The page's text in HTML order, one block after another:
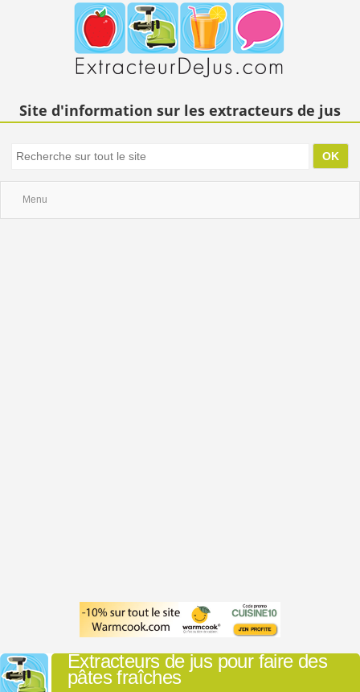
Site d'information sur les extracteurs de jus
Menu
Extracteurs de jus pour faire des
pâtes fraîches